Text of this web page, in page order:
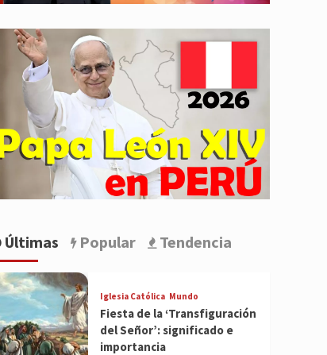
Últimas Popular Tendencia
Iglesia Católica Mundo
Fiesta de la ‘Transfiguración
del Señor’: significado e
importancia